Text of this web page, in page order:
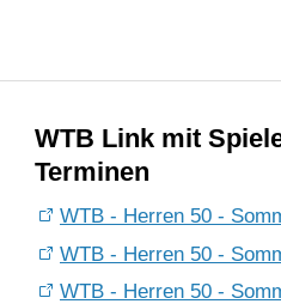
WTB Link mit
Terminen
WTB - Herren 50 -
WTB - Herren 50 -
WTB - Herren 50 -